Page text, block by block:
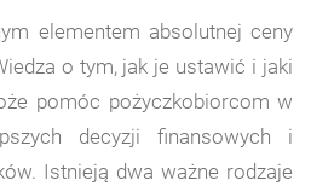
elementem absolutnej ceny
o tym, jak je ustawić i jaki
pomóc pożyczkobiorcom w
decyzji finansowych i
Istnieją dwa ważne rodzaje